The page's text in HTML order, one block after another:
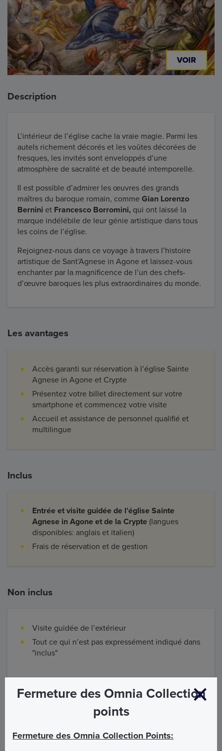
VOIR
Description
L’intérieur de l’église cache la vraie magie. Parmi les
autels richement décorés et les voûtes décorées de
fresques, les invités sont enveloppés d’une
atmosphère de sacralité et de beauté intemporelle.
Il est possible d’admirer les œuvres des grands
maîtres du baroque romain, comme Gian Lorenzo
Bernini et Francesco Borromini, qui ont laissé la
marque indélébile de leur génie artistique dans tous
les coins de l’église.
Rejoignez-nous dans ce voyage à travers l’histoire
artistique de Sant’Agnese in Agone et laissez-vous
enchanter par la magnificence de l’un des chefs-
d’œuvre baroques les plus extraordinaires du monde.
Les avantages
Accès garanti sur réservation à l’église Sainte
Agnese in Agone et Crypte
Présentez votre billet directement sur votre
smartphone et commencez votre visite
Accueil et assistance de personnel qualifié et
multilingue
Inclus
Entrée et visite guidée de l’église Sainte
Agnese in Agone et de la Crypte (langues
disponibles: anglais et italien)
Frais de réservation et de gestion
Non inclus
Visite guidée de l’extérieur
Tout ce qui n’est pas expressément indiqué dans
"inclus"
Informations et accueil
Fermeture des Omnia Collection
points
Fermeture des Omnia Collection Points: